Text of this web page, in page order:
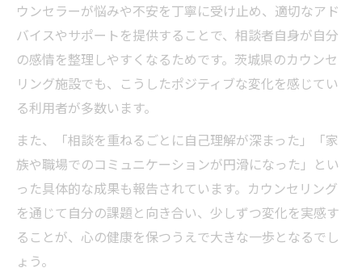
ウンセラーが悩みや不安を丁寧に受け止め、適切なアド
バイスやサポートを提供することで、相談者自身が自分
の感情を整理しやすくなるためです。茨城県のカウンセ
リング施設でも、こうしたポジティブな変化を感じてい
る利用者が多数います。
また、「相談を重ねるごとに自己理解が深まった」「家
族や職場でのコミュニケーションが円滑になった」とい
った具体的な成果も報告されています。カウンセリング
を通じて自分の課題と向き合い、少しずつ変化を実感す
ることが、心の健康を保つうえで大きな一歩となるでし
ょう。